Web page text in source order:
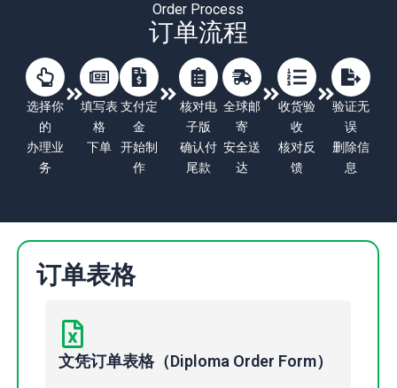
Order Process
订单流程
选择你
的
办理业
务
填写表
格
下单
支付定
金
开始制
作
核对电
子版
确认付
尾款
全球邮
寄
安全送
达
收货验
收
核对反
馈
验证无
误
删除信
息
订单表格
文凭订单表格（Diploma Order Form）